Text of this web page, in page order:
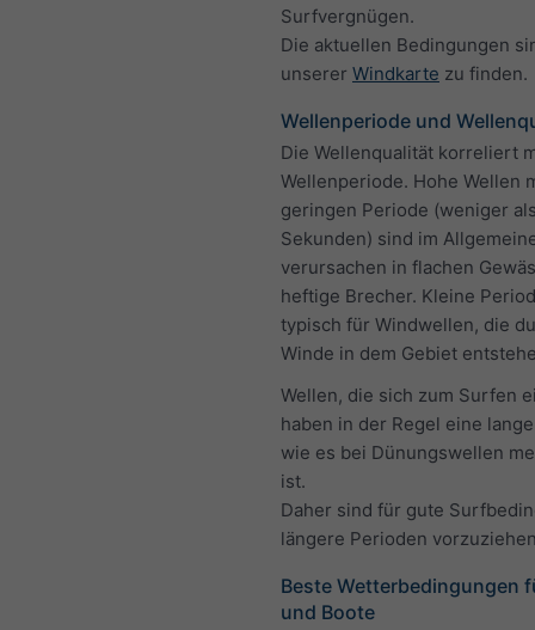
Surfvergnügen.
Die aktuellen Bedingungen
unserer Windkarte zu finden.
Wellenperiode und
Die Wellenqualität korreliert
Wellenperiode. Hohe Wellen
geringen Periode (weniger
Sekunden) sind im
verursachen in flachen
heftige Brecher. Kleine
typisch für Windwellen, die
Winde in dem Gebiet
Wellen, die sich zum Surfen
haben in der Regel eine
wie es bei Dünungswellen
ist.
Daher sind für gute
längere Perioden
Beste Wetterbedingungen
und Boote